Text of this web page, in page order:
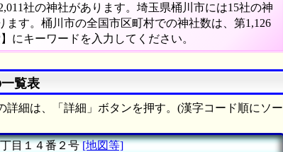
社の神社があります。埼玉県桶川市には15社の神
す。桶川市の全国市区町村での神社数は、第1,126
にキーワードを入力してください。
覧表
詳細は、「詳細」ボタンを押す。(漢字コード順にソー
目１４番２号 [地図等]